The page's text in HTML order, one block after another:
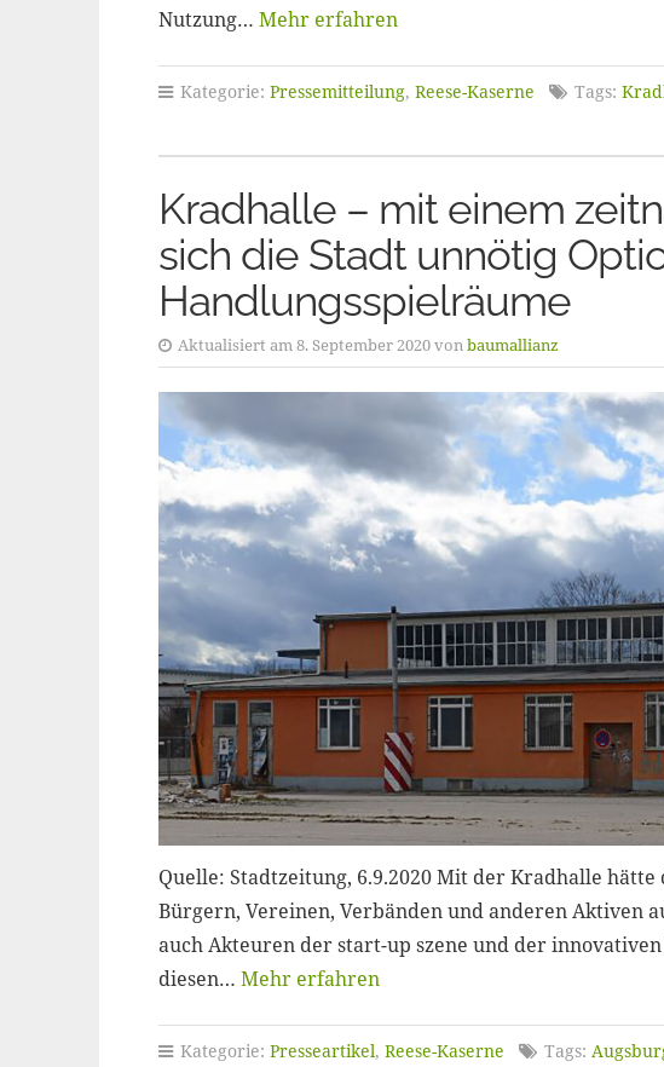
Nutzung… Mehr erfahren
Kategorie: Pressemitteilung, Reese-Kaserne Tags:
Kradhalle – mit einem
sich die Stadt unnötig
Handlungsspielräume
Aktualisiert am 8. September 2020 vonbaumallianz
Quelle: Stadtzeitung, 6.9.2020 Mit der Kradhalle
Bürgern, Vereinen, Verbänden und anderen Aktiven
auch Akteuren der start-up szene und der
diesen… Mehr erfahren
Kategorie: Presseartikel, Reese-Kaserne Tags: